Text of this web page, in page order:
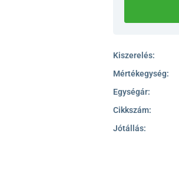
Kiszerelés:
Mértékegység:
Egységár:
Cikkszám:
Jótállás: